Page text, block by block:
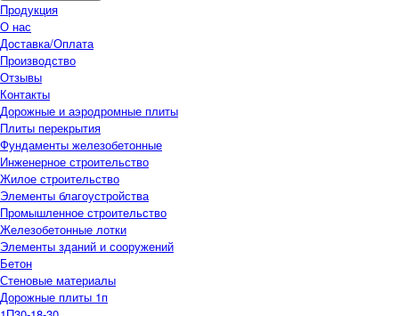
Продукция
О нас
Доставка/Оплата
Производство
Отзывы
Контакты
Дорожные и аэродромные плиты
Плиты перекрытия
Фундаменты железобетонные
Инженерное строительство
Жилое строительство
Элементы благоустройства
Промышленное строительство
Железобетонные лотки
Элементы зданий и сооружений
Бетон
Стеновые материалы
Дорожные плиты 1п